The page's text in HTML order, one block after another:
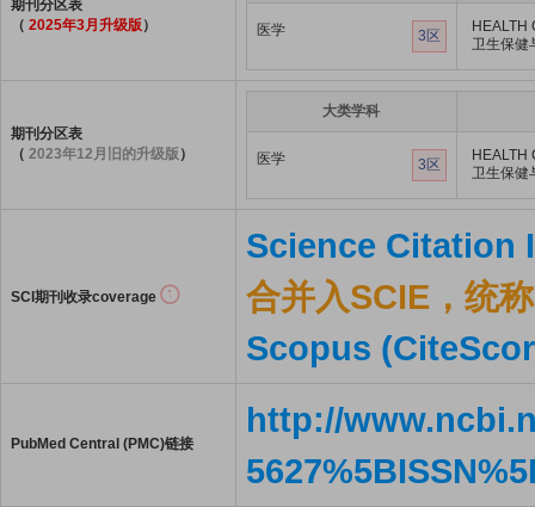
期刊分区表
（ 2025年3月升级版） 医学 3区
HEALTH
卫生保健
期刊分区表
（ 2023年12月旧的升级版 ）
大类学科
医学 3区
HEALTH
卫生保健
SCI期刊收录coverage
Science Citation
合并入SCIE，统
Scopus
PubMed Central (PMC)链接
http://